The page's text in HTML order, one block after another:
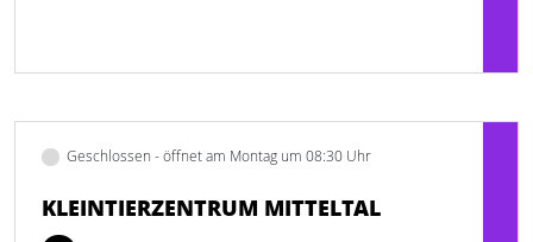
Geschlossen - öffnet am Montag um 08:30 Uhr
KLEINTIERZENTRUM MITTELTAL